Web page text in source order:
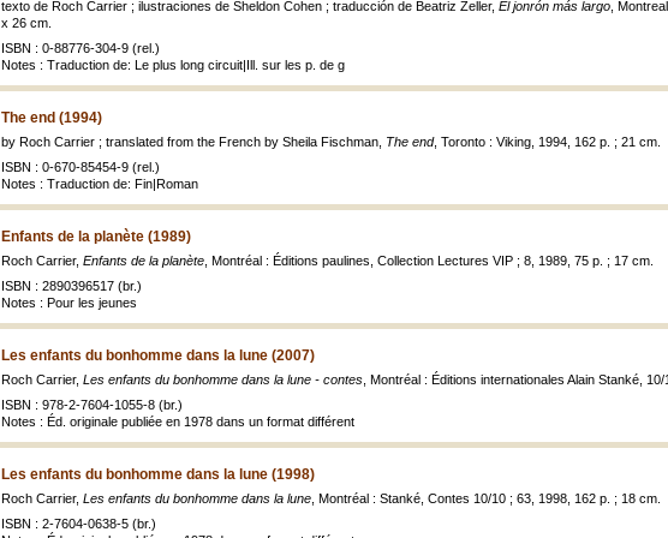
texto de Roch Carrier ; ilustraciones de Sheldon Cohen ; traducción de Beatriz Zeller, El jonrón más largo ,
x 26 cm.
ISBN : 0-88776-304-9 (rel.)
Notes : Traduction de: Le plus long circuit|Ill. sur les p. de g
The end (1994)
by Roch Carrier ; translated from the French by Sheila Fischman, The end, Toronto : Viking, 1994, 162 p. ; 21 cm.
ISBN : 0-670-85454-9 (rel.)
Notes : Traduction de: Fin|Roman
Enfants de la planète (1989)
Roch Carrier, Enfants de la planète , Montréal : Éditions paulines, Collection Lectures VIP ; 8, 1989, 75 p. ; 17 cm.
ISBN : 2890396517 (br.)
Notes : Pour les jeunes
Les enfants du bonhomme dans la lune (2007)
Roch Carrier, Les enfants du bonhomme dans la lune - contes , Montréal : Éditions internationales Alain Stanké,
ISBN : 978-2-7604-1055-8 (br.)
Notes : Éd. originale publiée en 1978 dans un format différent
Les enfants du bonhomme dans la lune (1998)
Roch Carrier, Les enfants du bonhomme dans la lune , Montréal : Stanké, Contes 10/10 ; 63, 1998, 162 p. ; 18 cm.
ISBN : 2-7604-0638-5 (br.)